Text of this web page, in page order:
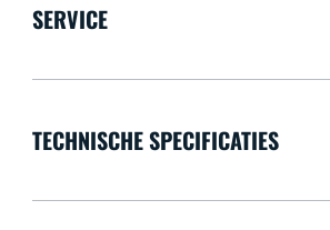
SERVICE
TECHNISCHE SPECIFICATIES